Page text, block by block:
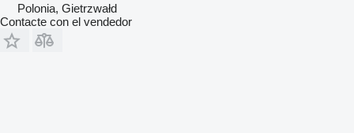
Polonia, Gietrzwałd
Contacte con el vendedor